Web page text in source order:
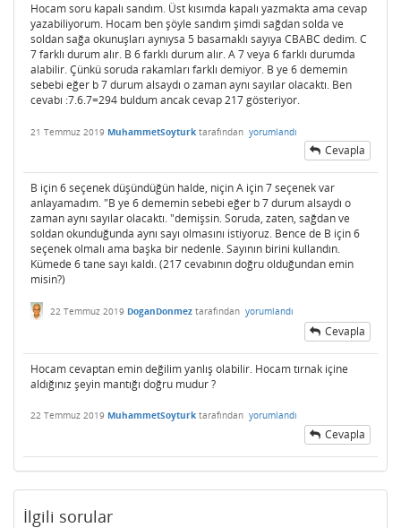
Hocam soru kapalı sandım. Üst kısımda kapalı yazmakta ama cevap
yazabiliyorum. Hocam ben şöyle sandım şimdi sağdan solda ve
soldan sağa okunuşları aynıysa 5 basamaklı sayıya CBABC dedim. C
7 farklı durum alır. B 6 farklı durum alır. A 7 veya 6 farklı durumda
alabilir. Çünkü soruda rakamları farklı demiyor. B ye 6 dememin
sebebi eğer b 7 durum alsaydı o zaman aynı sayılar olacaktı. Ben
cevabı :7.6.7=294 buldum ancak cevap 217 gösteriyor.
21 Temmuz 2019 MuhammetSoyturk tarafından yorumlandı
Cevapla
B için 6 seçenek düşündüğün halde, niçin A için 7 seçenek var
anlayamadım. "B ye 6 dememin sebebi eğer b 7 durum alsaydı o
zaman aynı sayılar olacaktı. "demişsin. Soruda, zaten, sağdan ve
soldan okunduğunda aynı sayı olmasını istiyoruz. Bence de B için 6
seçenek olmalı ama başka bir nedenle. Sayının birini kullandın.
Kümede 6 tane sayı kaldı. (217 cevabının doğru olduğundan emin
misin?)
22 Temmuz 2019 DoganDonmez tarafından yorumlandı
Cevapla
Hocam cevaptan emin değilim yanlış olabilir. Hocam tırnak içine
aldığınız şeyin mantığı doğru mudur ?
22 Temmuz 2019 MuhammetSoyturk tarafından yorumlandı
Cevapla
İlgili sorular